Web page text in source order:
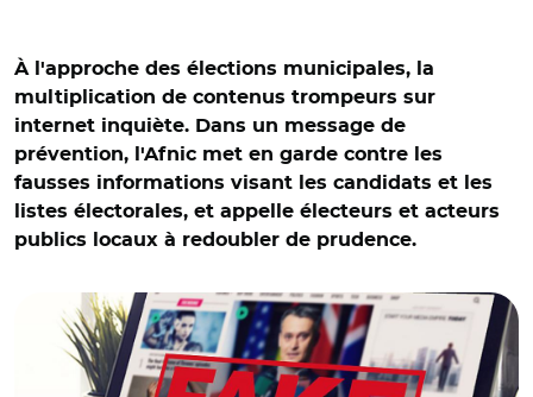
À l'approche des élections municipales, la
multiplication de contenus trompeurs sur
internet inquiète. Dans un message de
prévention, l'Afnic met en garde contre les
fausses informations visant les candidats et les
listes électorales, et appelle électeurs et acteurs
publics locaux à redoubler de prudence.